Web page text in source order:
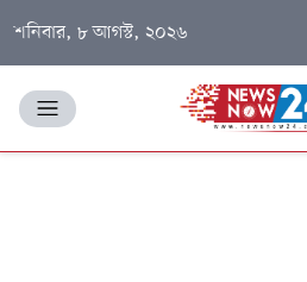
শনিবার, ৮ আগস্ট, ২০২৬